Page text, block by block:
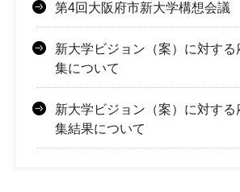
第4回大阪府市新大学構想会議
新大学ビジョン（案）に対する
集について
新大学ビジョン（案）に対する
集結果について